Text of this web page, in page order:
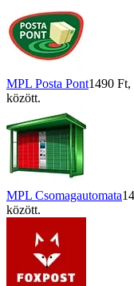
MPL Posta Pont1490 Ft,
között.
MPL Csomagautomata
között.